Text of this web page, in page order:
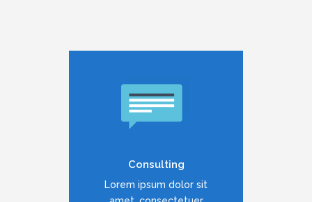
Consulting
Lorem ipsum dolor sit
Duis dolor est, tincidunt vel
enim sit amet, venenatis
READ MORE